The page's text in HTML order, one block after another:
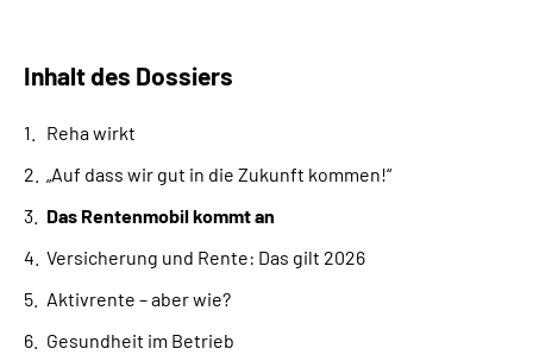
Inhalt des Dossiers
Reha wirkt
„Auf dass wir gut in die Zukunft kommen!“
Das Rentenmobil kommt an
Versicherung und Rente: Das gilt 2026
Aktivrente – aber wie?
Gesundheit im Betrieb